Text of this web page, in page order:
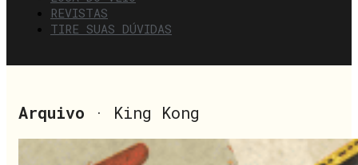
REVISTAS
TIRE SUAS DÚVIDAS
Arquivo · King Kong